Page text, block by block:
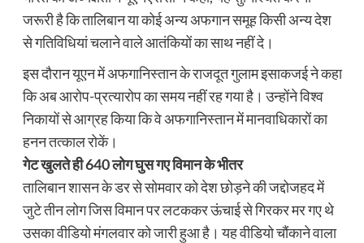
जरूरी है कि तालिबान या कोई अन्य अफगान समूह किसी अन्य देश
से गतिविधियां चलाने वाले आतंकियों का साथ नहीं दे।
इस दौरान यूएन में अफगानिस्तान के राजदूत गुलाम इसाकजई ने कहा
कि अब आरोप-प्रत्यारोप का समय नहीं रह गया है। उन्होंने विश्व
निकायों से आग्रह किया कि वे अफगानिस्तान में मानवाधिकारों का
हनन तत्काल रोकें।
गेट खुलते ही 640 लोग घुस गए विमान के भीतर
तालिबान शासन के डर से सोमवार को देश छोड़ने की जद्दोजहद में
जुटे तीन लोग जिस विमान पर लटककर ऊंचाई से गिरकर मर गए थे
उसका वीडियो मंगलवार को जारी हुआ है। यह वीडियो चौंकाने वाला